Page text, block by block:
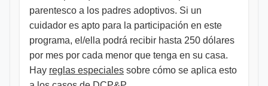
parentesco a los padres adoptivos. Si un
cuidador es apto para la participación en este
programa, el/ella podrá recibir hasta 250 dólares
por mes por cada menor que tenga en su casa.
Hay reglas especiales sobre cómo se aplica esto